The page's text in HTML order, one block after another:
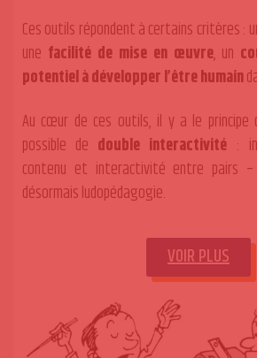
Ces outils répondent à certains critères :
une facilité de mise en œuvre, un
potentiel à développer l’être humain
Au cœur de ces outils, il y a le principe
possible de double interactivité :
contenu et interactivité entre pairs –
désormais ludopédagogie.
VOIR PLUS